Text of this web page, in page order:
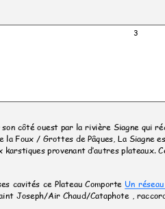
3
côté ouest par la rivière Siagne qui
la Foux / Grottes de Pâques,La Siagne
karstiques provenant d’autres plateaux.
cavités ce Plateau Comporte Un
Joseph/Air Chaud/Cataphote ,